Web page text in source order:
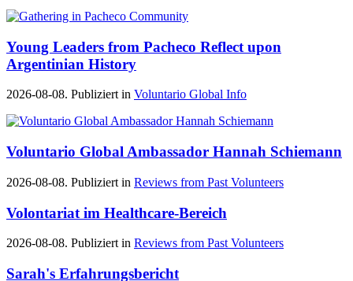
Young Leaders from Pacheco Reflect upon
Argentinian History
2026-08-08. Publiziert in Voluntario Global Info
Voluntario Global Ambassador Hannah Schiemann
2026-08-08. Publiziert in Reviews from Past Volunteers
Volontariat im Healthcare-Bereich
2026-08-08. Publiziert in Reviews from Past Volunteers
Sarah's Erfahrungsbericht